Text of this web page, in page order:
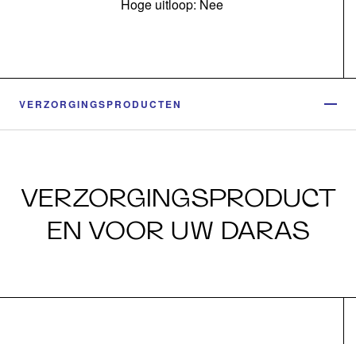
Hoge uitloop: Nee
VERZORGINGSPRODUCTEN
VERZORGINGSPRODUCT
EN VOOR UW DARAS